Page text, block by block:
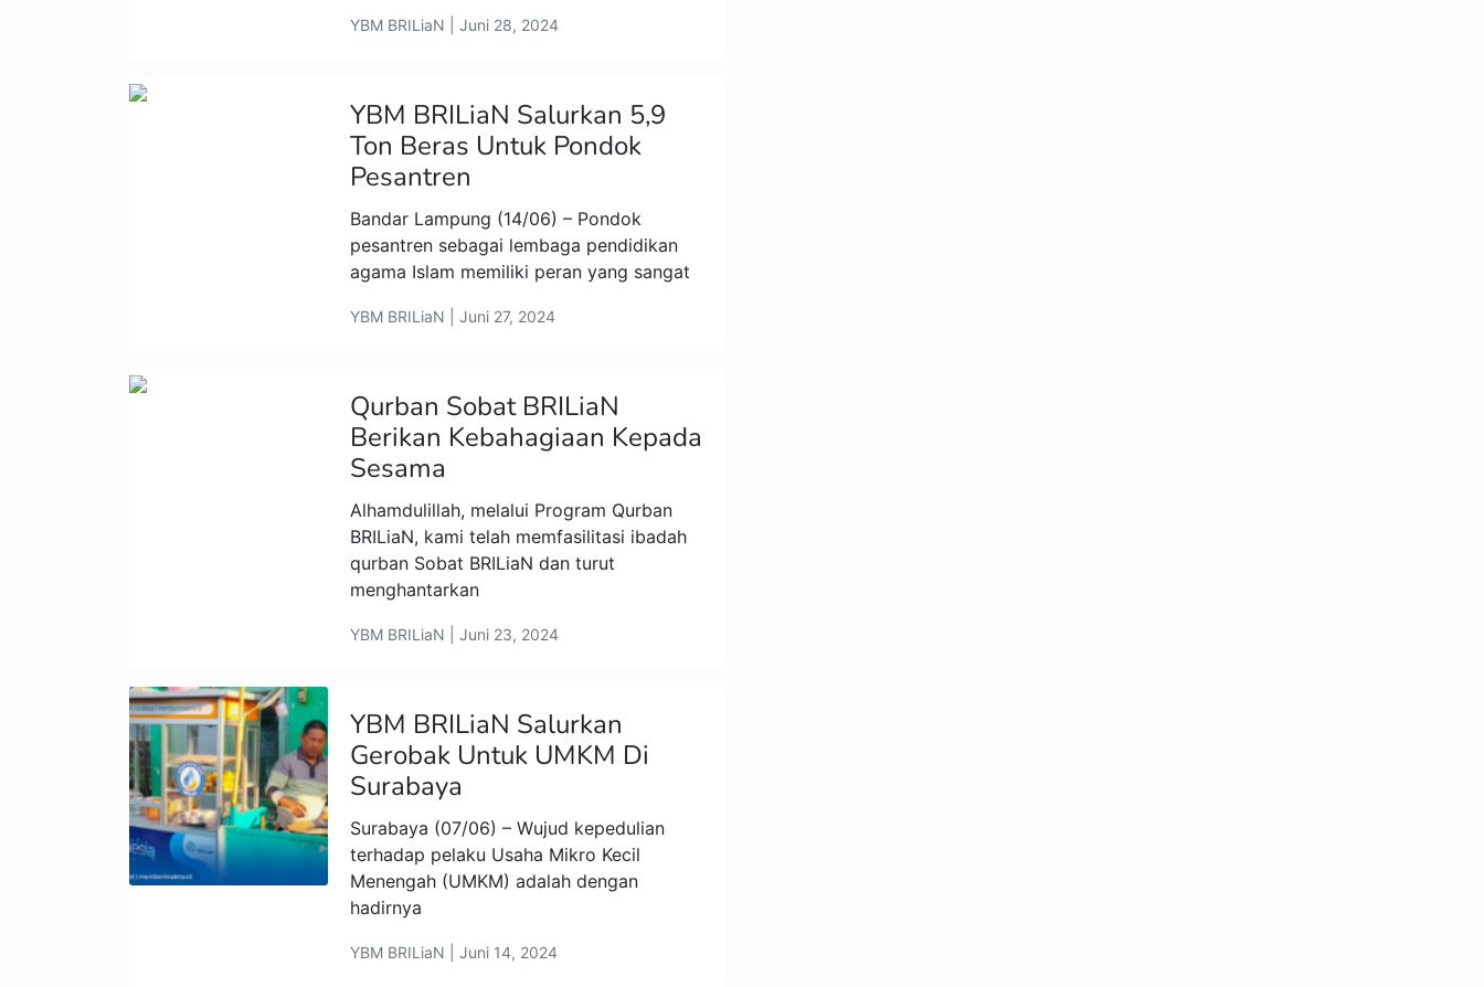
YBM BRILiaN | Juni 28, 2024
YBM BRILiaN Salurkan 5,9
Ton Beras Untuk Pondok
Pesantren
Bandar Lampung (14/06) – Pondok
pesantren sebagai lembaga pendidikan
agama Islam memiliki peran yang sangat
YBM BRILiaN | Juni 27, 2024
Qurban Sobat BRILiaN
Berikan Kebahagiaan Kepada
Sesama
Alhamdulillah, melalui Program Qurban
BRILiaN, kami telah memfasilitasi ibadah
qurban Sobat BRILiaN dan turut
menghantarkan
YBM BRILiaN | Juni 23, 2024
YBM BRILiaN Salurkan
Gerobak Untuk UMKM Di
Surabaya
Surabaya (07/06) – Wujud kepedulian
terhadap pelaku Usaha Mikro Kecil
Menengah (UMKM) adalah dengan
hadirnya
YBM BRILiaN | Juni 14, 2024